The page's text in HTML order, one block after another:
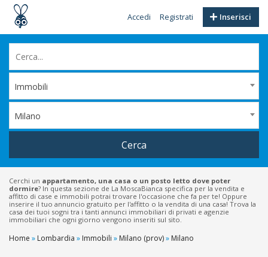
Inserisci
Accedi Registrati
Immobili
Milano
Cerca
Cerchi un appartamento, una casa o un posto letto dove poter
dormire? In questa sezione de La MoscaBianca specifica per la vendita e
affitto di case e immobili potrai trovare l'occasione che fa per te! Oppure
inserire il tuo annuncio gratuito per l'affitto o la vendita di una casa! Trova la
casa dei tuoi sogni tra i tanti annunci immobiliari di privati e agenzie
immobiliari che ogni giorno vengono inseriti sul sito.
Home » Lombardia » Immobili » Milano (prov)» Milano